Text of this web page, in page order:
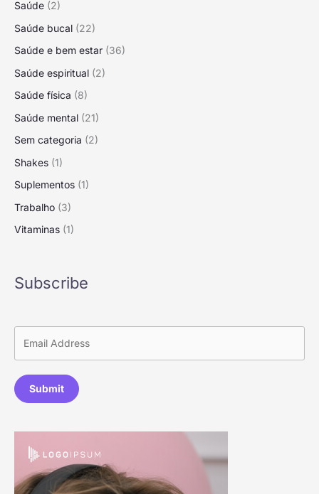
Saúde (2)
Saúde bucal (22)
Saúde e bem estar (36)
Saúde espiritual (2)
Saúde física (8)
Saúde mental (21)
Sem categoria (2)
Shakes (1)
Suplementos (1)
Trabalho (3)
Vitaminas (1)
Subscribe
Submit